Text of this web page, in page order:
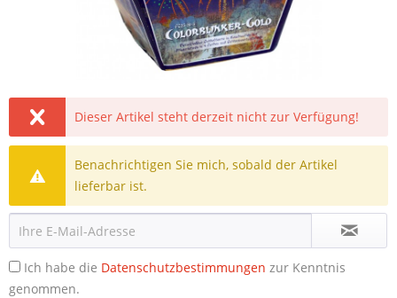
Dieser Artikel steht derzeit nicht zur Verfügung!
Benachrichtigen Sie mich, sobald der Artikel
lieferbar ist.
Ich habe die Datenschutzbestimmungen zur Kenntnis
genommen.